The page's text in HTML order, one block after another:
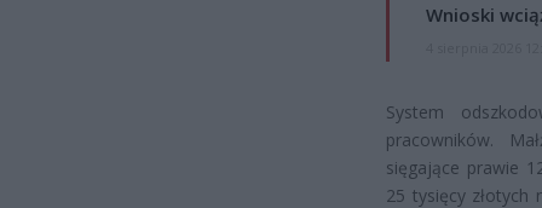
Wnioski
System
pracowników.
sięgające prawie
25 tysięcy złotych